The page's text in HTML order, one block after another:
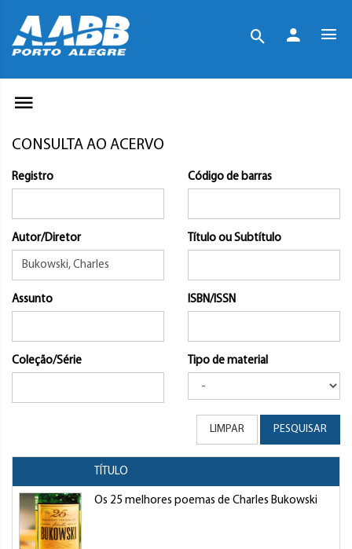
CONSULTA AO ACERVO
Registro Código de barras
Autor/Diretor Título ou Subtítulo
Assunto ISBN/ISSN
Coleção/Série Tipo de material
LIMPAR PESQUISAR
TÍTULO
Os 25 melhores poemas de Charles Bukowski